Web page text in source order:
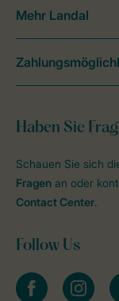
Haben Sie
Schauen Sie sich
Fragen an oder
Contact Center.
Follow Us
facebookinstagram
Mehr Landal